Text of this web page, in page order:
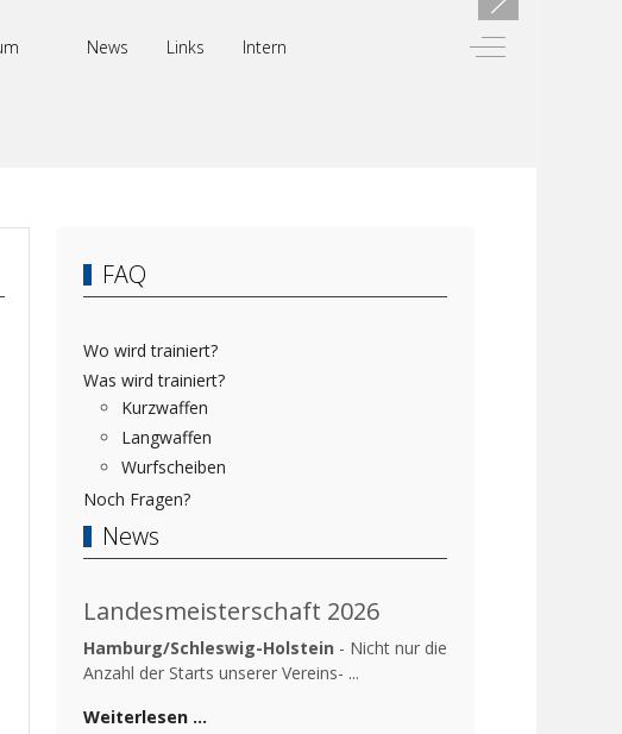
News Links Intern Off-Canvas
FAQ
Wo wird trainiert?
Was wird trainiert?
Kurzwaffen
Langwaffen
Wurfscheiben
Noch Fragen?
News
Landesmeisterschaft 2026
Hamburg/Schleswig-Holstein - Nicht nur die
Anzahl der Starts unserer Vereins- ...
Weiterlesen …